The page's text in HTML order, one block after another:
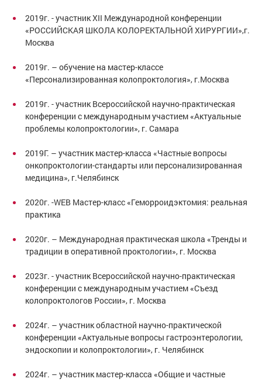
2019г. - участник ХII Международной конференции
«РОССИЙСКАЯ ШКОЛА КОЛОРЕКТАЛЬНОЙ ХИРУРГИИ»,г.
Москва
2019г. – обучение на мастер-классе
«Персонализированная колопроктология», г.Москва
2019г. - участник Всероссийской научно-практическая
конференции с международным участием «Актуальные
проблемы колопроктологии», г. Самара
2019Г. – участник мастер-класса «Частные вопросы
онкопроктологии-стандарты или персонализированная
медицина», г.Челябинск
2020г. -WEB Мастер-класс «Геморроидэктомия: реальная
практика
2020г. – Международная практическая школа «Тренды и
традиции в оперативной проктологии», г. Москва
2023г. - участник Всероссийской научно-практическая
конференции с международным участием «Съезд
колопроктологов России», г. Москва
2024г. – участник областной научно-практической
конференции «Актуальные вопросы гастроэнтерологии,
эндоскопии и колопроктологии», г. Челябинск
2024г. – участник мастер-класса «Общие и частные